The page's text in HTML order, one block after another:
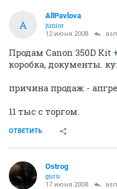
A
AllPavlova
junior
12 июня 2008
Продам Canon 350D Kit
коробка, документы.
причина продаж -
11 тыс с торгом.
ОТВЕТИТЬ
Ostrog
guru
17 июня 2008